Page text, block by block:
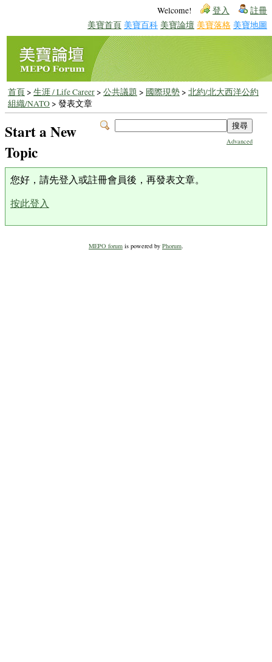
Welcome! 登入 註冊
美寶首頁 美寶百科 美寶論壇 美寶落格 美寶地圖
首頁> 生涯 / Life Career> 公共議題 > 國際現勢> 北約/北大西洋公約
組織/NATO> 發表文章
Advanced
Start a New
Topic
您好，請先登入或註冊會員後，再發表文章。
按此登入
MEPO forum is powered by Phorum.